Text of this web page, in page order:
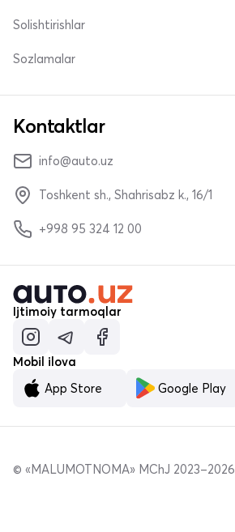
Solishtirishlar
Sozlamalar
Kontaktlar
info@auto.uz
Toshkent sh., Shahrisabz k., 16/1
+998 95 324 12 00
Ijtimoiy tarmoqlar
Mobil ilova
App Store
Google Play
© «MALUMOTNOMA» MChJ 2023–2026